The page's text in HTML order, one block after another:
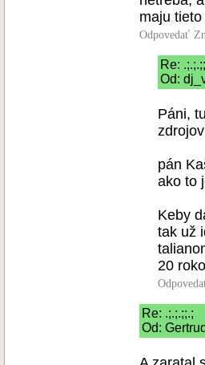
maju
Odpovedať
Re:
Od:
Páni,
pán
ako to
Keby
tak už
20
Re: .;.;.;;.;
Od: